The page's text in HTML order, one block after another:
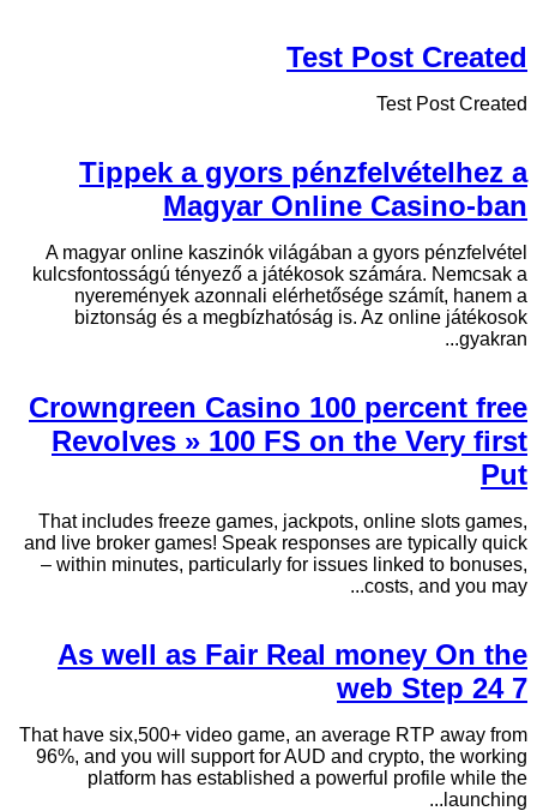
Test Post Created
Test Post Created
Tippek a gyors pénzfelvételhez a
Magyar Online Casino-ban
A magyar online kaszinók világában a gyors pénzfelvétel
kulcsfontosságú tényező a játékosok számára. Nemcsak a
nyeremények azonnali elérhetősége számít, hanem a
biztonság és a megbízhatóság is. Az online játékosok
gyakran...
Crowngreen Casino 100 percent free
Revolves » 100 FS on the Very first
Put
That includes freeze games, jackpots, online slots games,
and live broker games! Speak responses are typically quick
– within minutes, particularly for issues linked to bonuses,
costs, and you may...
As well as Fair Real money On the
web Step 24 7
That have six,500+ video game, an average RTP away from
96%, and you will support for AUD and crypto, the working
platform has established a powerful profile while the
launching...